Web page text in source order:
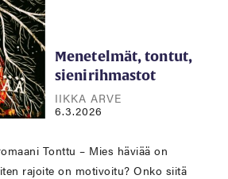
Menetelmät, tontut,
sienirihmastot
IIKKA ARVE
6.3.2026
Tonttu – Mies häviää on
rajoite on motivoitu? Onko siitä